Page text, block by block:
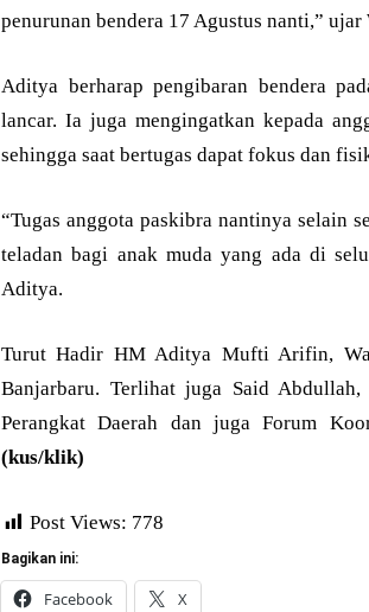
penurunan bendera 17 Agustus nanti,” ujar
Aditya berharap pengibaran bendera
lancar. Ia juga mengingatkan kepada
sehingga saat bertugas dapat fokus dan
“Tugas anggota paskibra nantinya selain
teladan bagi anak muda yang ada di
Aditya.
Turut Hadir HM Aditya Mufti Arifin,
Banjarbaru. Terlihat juga Said
Perangkat Daerah dan juga Forum
(kus/klik)
Post Views: 778
Bagikan ini:
Facebook X